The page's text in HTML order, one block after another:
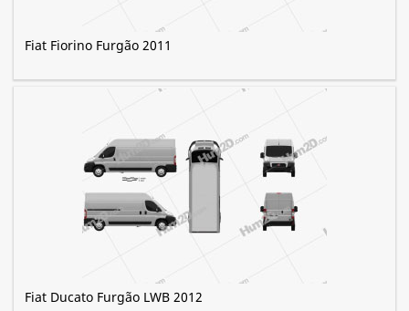
Fiat Fiorino Furgão 2011
Fiat Ducato Furgão LWB 2012